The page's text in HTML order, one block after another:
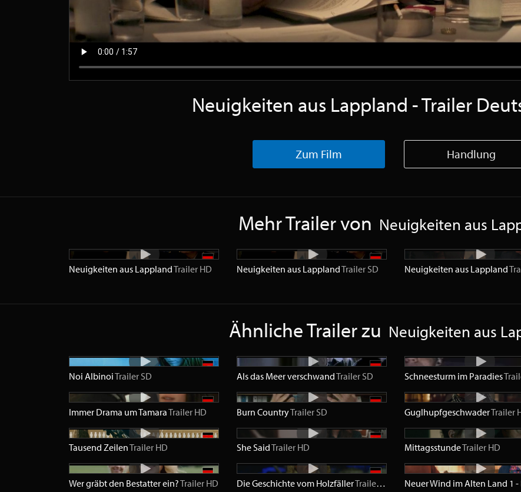
Neuigkeiten aus Lappland - Trailer
Zum Film Handlung
Mehr Trailer von Neuigkeiten aus
Neuigkeiten aus LapplandTrailer HD Neuigkeiten aus LapplandTrailer SD Neuigkeiten aus Lappland
Ähnliche Trailer zu Neuigkeiten aus
Noi AlbinoiTrailer SD Als das Meer verschwandTrailer SD Schneesturm im Paradies
Immer Drama um TamaraTrailer HD Burn CountryTrailer SD GuglhupfgeschwaderTrailer
Tausend ZeilenTrailer HD She SaidTrailer HD MittagsstundeTrailer HD
Wer gräbt den Bestatter ein?Trailer HD Die Geschichte vom HolzfällerTrailer HD